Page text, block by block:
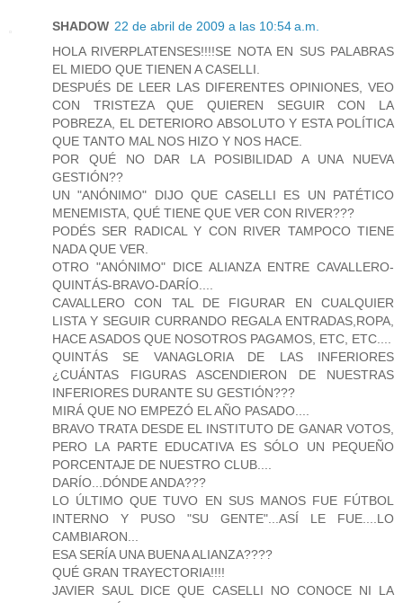
SHADOW 22 de abril de 2009 a las 10:54 a.m.
HOLA RIVERPLATENSES!!!!SE NOTA EN SUS PALABRAS
EL MIEDO QUE TIENEN A CASELLI.
DESPUÉS DE LEER LAS DIFERENTES OPINIONES, VEO
CON TRISTEZA QUE QUIEREN SEGUIR CON LA
POBREZA, EL DETERIORO ABSOLUTO Y ESTA POLÍTICA
QUE TANTO MAL NOS HIZO Y NOS HACE.
POR QUÉ NO DAR LA POSIBILIDAD A UNA NUEVA
GESTIÓN??
UN "ANÓNIMO" DIJO QUE CASELLI ES UN PATÉTICO
MENEMISTA, QUÉ TIENE QUE VER CON RIVER???
PODÉS SER RADICAL Y CON RIVER TAMPOCO TIENE
NADA QUE VER.
OTRO "ANÓNIMO" DICE ALIANZA ENTRE CAVALLERO-
QUINTÁS-BRAVO-DARÍO....
CAVALLERO CON TAL DE FIGURAR EN CUALQUIER
LISTA Y SEGUIR CURRANDO REGALA ENTRADAS,ROPA,
HACE ASADOS QUE NOSOTROS PAGAMOS, ETC, ETC....
QUINTÁS SE VANAGLORIA DE LAS INFERIORES
¿CUÁNTAS FIGURAS ASCENDIERON DE NUESTRAS
INFERIORES DURANTE SU GESTIÓN???
MIRÁ QUE NO EMPEZÓ EL AÑO PASADO....
BRAVO TRATA DESDE EL INSTITUTO DE GANAR VOTOS,
PERO LA PARTE EDUCATIVA ES SÓLO UN PEQUEÑO
PORCENTAJE DE NUESTRO CLUB....
DARÍO...DÓNDE ANDA???
LO ÚLTIMO QUE TUVO EN SUS MANOS FUE FÚTBOL
INTERNO Y PUSO "SU GENTE"...ASÍ LE FUE....LO
CAMBIARON...
ESA SERÍA UNA BUENA ALIANZA????
QUÉ GRAN TRAYECTORIA!!!!
JAVIER SAUL DICE QUE CASELLI NO CONOCE NI LA